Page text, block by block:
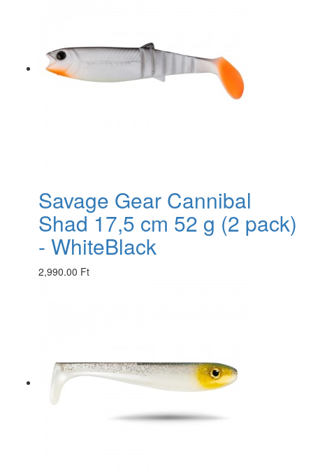
Savage Gear Cannibal
Shad 17,5 cm 52 g (2 pack)
- WhiteBlack
2,990.00 Ft